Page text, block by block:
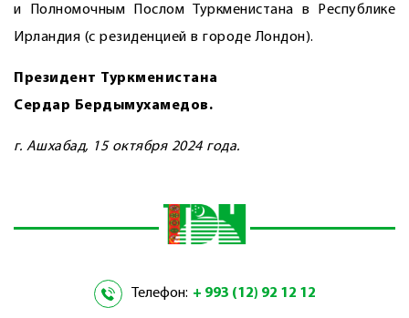
и Полномочным Послом Туркменистана в Республике
Ирландия (с резиденцией в городе Лондон).
Президент Туркменистана
Сердар Бердымухамедов.
г. Ашхабад, 15 октября 2024 года.
Телефон: + 993 (12) 92 12 12